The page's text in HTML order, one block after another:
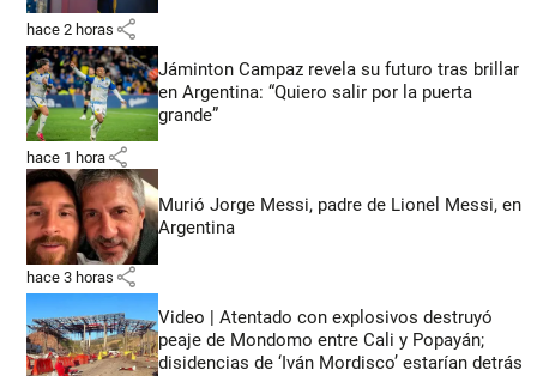
hace 2 horas share
Jáminton Campaz revela su futuro tras brillar
en Argentina: “Quiero salir por la puerta
grande”
hace 1 hora share
Murió Jorge Messi, padre de Lionel Messi, en
Argentina
hace 3 horas share
Video | Atentado con explosivos destruyó
peaje de Mondomo entre Cali y Popayán;
disidencias de ‘Iván Mordisco’ estarían detrás